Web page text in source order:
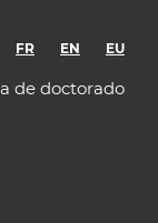
FR EN EU
de doctorado